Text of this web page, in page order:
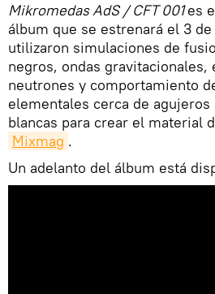
Mikromedas AdS / CFT 001es
álbum que se estrenará el 3
utilizaron simulaciones de
negros, ondas gravitacionales,
neutrones y comportamiento
elementales cerca de agujeros
blancas para crear el material
Mixmag .
Un adelanto del álbum está